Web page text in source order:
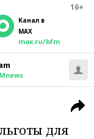
16+
Канал в
MAX
max.ru/bfm
для